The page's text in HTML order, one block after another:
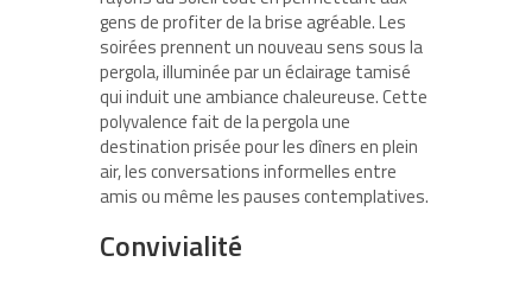
gens de profiter de la brise agréable. Les
soirées prennent un nouveau sens sous la
pergola, illuminée par un éclairage tamisé
qui induit une ambiance chaleureuse. Cette
polyvalence fait de la pergola une
destination prisée pour les dîners en plein
air, les conversations informelles entre
amis ou même les pauses contemplatives.
Convivialité